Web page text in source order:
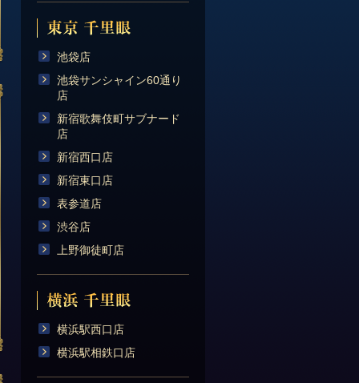
池袋店
池袋サンシャイン60通り
店
新宿歌舞伎町サブナード
店
新宿西口店
新宿東口店
表参道店
渋谷店
上野御徒町店
横浜駅西口店
横浜駅相鉄口店